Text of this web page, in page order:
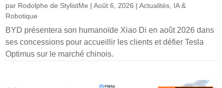
par Rodolphe de StylistMe |Août 6, 2026 |Actualités IA &
Robotique
BYD présentera son humanoïde Xiao Di en août 2026 dans
ses concessions pour accueillir les clients et défier Tesla
Optimus sur le marché chinois.